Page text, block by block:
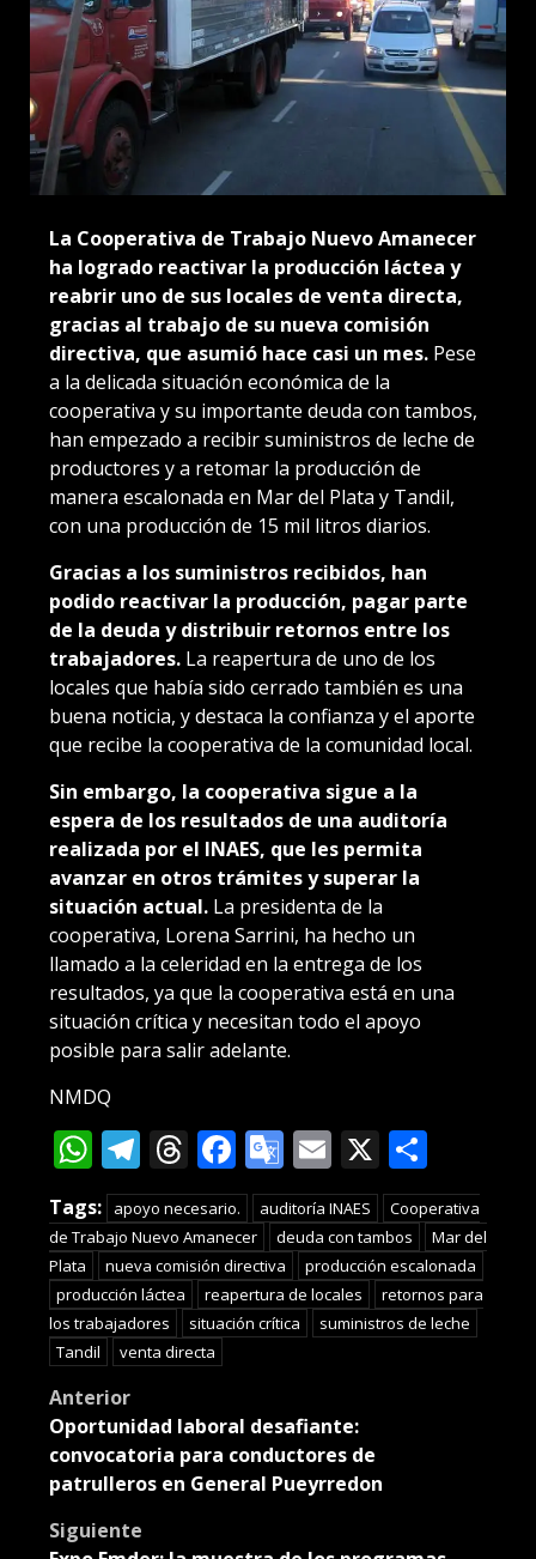
La Cooperativa de Trabajo Nuevo Amanecer
ha logrado reactivar la producción láctea y
reabrir uno de sus locales de venta directa,
gracias al trabajo de su nueva comisión
directiva, que asumió hace casi un mes. Pese
a la delicada situación económica de la
cooperativa y su importante deuda con tambos,
han empezado a recibir suministros de leche de
productores y a retomar la producción de
manera escalonada en Mar del Plata y Tandil,
con una producción de 15 mil litros diarios.
Gracias a los suministros recibidos, han
podido reactivar la producción, pagar parte
de la deuda y distribuir retornos entre los
trabajadores. La reapertura de uno de los
locales que había sido cerrado también es una
buena noticia, y destaca la confianza y el aporte
que recibe la cooperativa de la comunidad local.
Sin embargo, la cooperativa sigue a la
espera de los resultados de una auditoría
realizada por el INAES, que les permita
avanzar en otros trámites y superar la
situación actual. La presidenta de la
cooperativa, Lorena Sarrini, ha hecho un
llamado a la celeridad en la entrega de los
resultados, ya que la cooperativa está en una
situación crítica y necesitan todo el apoyo
posible para salir adelante.
NMDQ
WhatsApp
Telegram
Threads
Facebook
Google
Translate
Email
X
Tags: apoyo necesario. auditoría INAES
Cooperativa
de Trabajo Nuevo Amanecer
deuda con tambos
Mar del
Plata
nueva comisión directiva
producción escalonada
producción láctea
reapertura de locales
retornos para
los trabajadores
situación crítica
suministros de leche
Tandil
venta directa
Post
navigation
Anterior
Oportunidad laboral desafiante:
convocatoria para conductores de
patrulleros en General Pueyrredon
Siguiente